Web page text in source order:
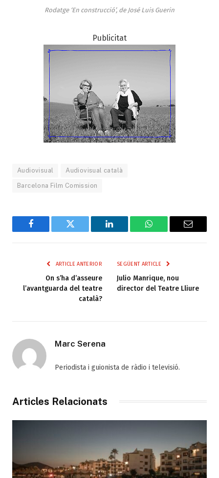
Rodatge ‘En construcció’, de José Luis Guerin
Publicitat
Audiovisual Audiovisual català
Barcelona Film Comission
Facebook Twitter LinkedIn WhatsAppEmail
ARTICLE ANTERIOR
On s’ha d’asseure
l’avantguarda del teatre
català?
SEGÜENT ARTICLE
Julio Manrique, nou
director del Teatre Lliure
Marc Serena
Periodista i guionista de ràdio i televisió.
Articles Relacionats